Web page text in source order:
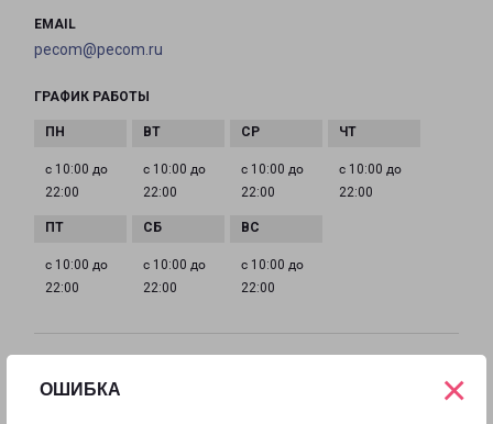
ОШИБКА ×
EMAIL
pecom@pecom.ru
ГРАФИК РАБОТЫ
с 10:00 до
22:00
с 10:00 до
22:00
с 10:00 до
22:00
с 10:00 до
22:00
с 10:00 до
22:00
с 10:00 до
22:00
с 10:00 до
22:00
Московская область, улица Московская, 9